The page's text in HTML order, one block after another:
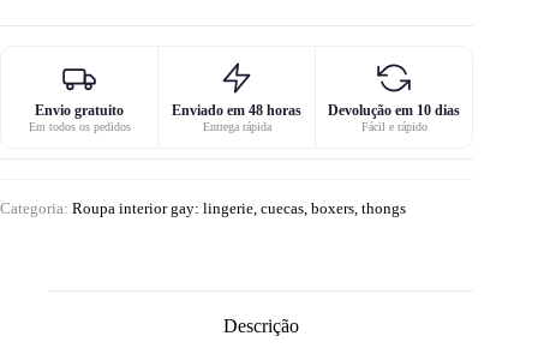
Envio gratuito
Em todos os pedidos
Enviado em 48 horas
Entrega rápida
Devolução em 10 dias
Fácil e rápido
Categoria: Roupa interior gay: lingerie, cuecas, boxers, thongs
Descrição